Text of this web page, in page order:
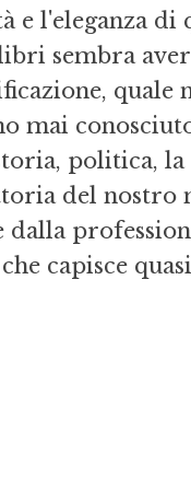
e l'eleganza
sembra
quale
mai
politica, la
del nostro
capisce